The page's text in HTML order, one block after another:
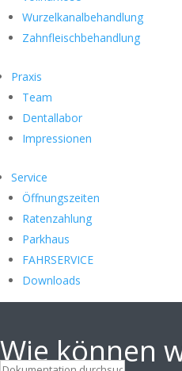
Wurzelkanalbehandlung
Zahnfleischbehandlung
Praxis
Team
Dentallabor
Impressionen
Service
Öffnungszeiten
Ratenzahlung
Parkhaus
FAHRSERVICE
Downloads
Wie können